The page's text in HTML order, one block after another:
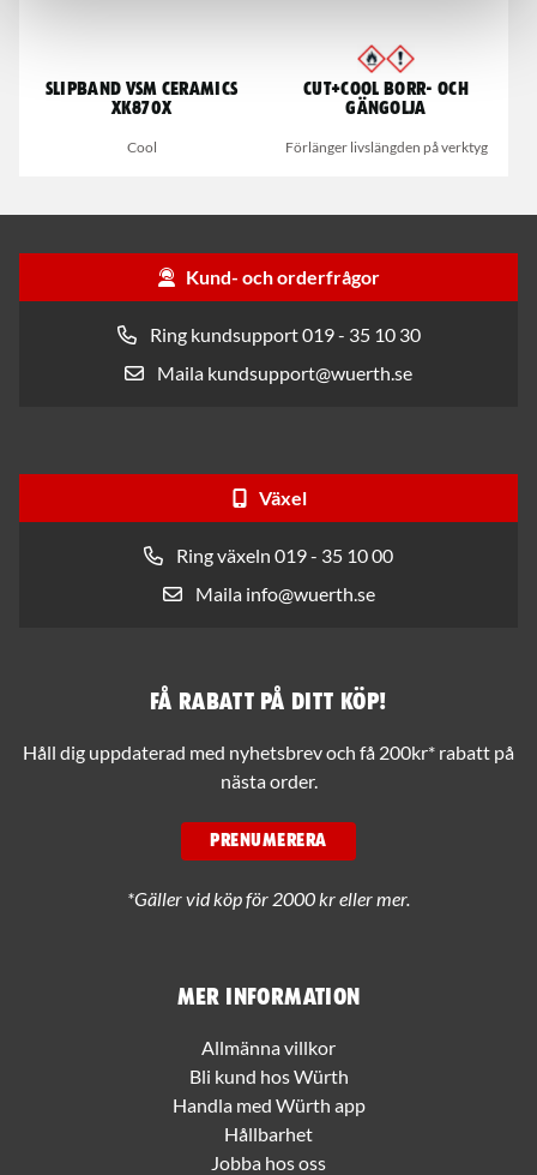
Slipband VSM Ceramics
XK870X
Cool
Cut+Cool Borr- och
gängolja
Förlänger livslängden på verktyg
Kund- och orderfrågor
Ring kundsupport 019 - 35 10 30
Maila kundsupport@wuerth.se
Växel
Ring växeln 019 - 35 10 00
Maila info@wuerth.se
Mer information
Allmänna villkor
Bli kund hos Würth
Handla med Würth app
Hållbarhet
Jobba hos oss
Få rabatt på ditt köp!
Håll dig uppdaterad med nyhetsbrev och få 200kr* rabatt på
nästa order.
PRENUMERERA
*Gäller vid köp för 2000 kr eller mer.